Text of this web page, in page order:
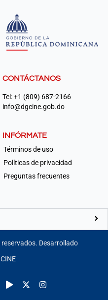
CONTÁCTANOS
Tel: +1 (809) 687-2166
info@dgcine.gob.do
INFÓRMATE
Términos de uso
Políticas de privacidad
Preguntas frecuentes
Desarrollado
Play Instagram